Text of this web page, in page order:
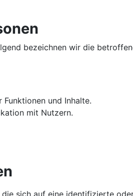
bezeichnen wir die
und Inhalte.
mit Nutzern.
sich auf eine identifizierte